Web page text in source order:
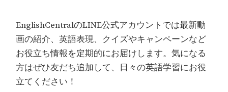
EnglishCentralのLINE公式アカウントでは最新動
画の紹介、英語表現、クイズやキャンペーンなど
お役立ち情報を定期的にお届けします。気になる
方はぜひ友だち追加して、日々の英語学習にお役
立てください！